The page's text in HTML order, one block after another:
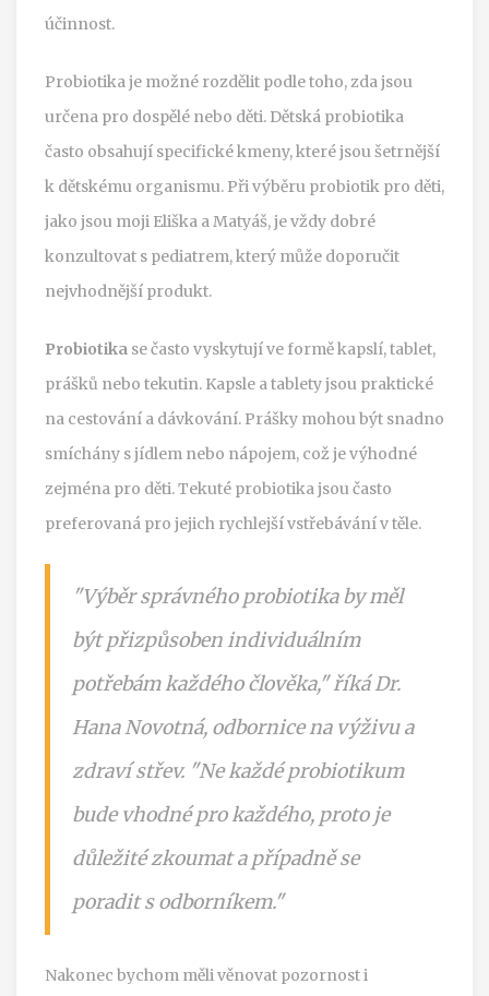
účinnost.
Probiotika je možné rozdělit podle toho, zda jsou
určena pro dospělé nebo děti. Dětská probiotika
často obsahují specifické kmeny, které jsou šetrnější
k dětskému organismu. Při výběru probiotik pro děti,
jako jsou moji Eliška a Matyáš, je vždy dobré
konzultovat s pediatrem, který může doporučit
nejvhodnější produkt.
Probiotika se často vyskytují ve formě kapslí, tablet,
prášků nebo tekutin. Kapsle a tablety jsou praktické
na cestování a dávkování. Prášky mohou být snadno
smíchány s jídlem nebo nápojem, což je výhodné
zejména pro děti. Tekuté probiotika jsou často
preferovaná pro jejich rychlejší vstřebávání v těle.
"Výběr správného probiotika by měl
být přizpůsoben individuálním
potřebám každého člověka," říká Dr.
Hana Novotná, odbornice na výživu a
zdraví střev. "Ne každé probiotikum
bude vhodné pro každého, proto je
důležité zkoumat a případně se
poradit s odborníkem."
Nakonec bychom měli věnovat pozornost i